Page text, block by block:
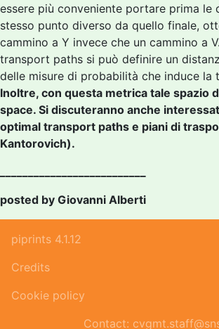
essere più conveniente portare prima le
stesso punto diverso da quello finale,
cammino a Y invece che un cammino a
transport paths si può definire un
delle misure di probabilità che induce la
Inoltre, con questa metrica tale spazio
space. Si discuteranno anche
optimal transport paths e piani di
Kantorovich).
posted by Giovanni Alberti
piprints 4.1.12
Credits
Cookie policy
Contact: